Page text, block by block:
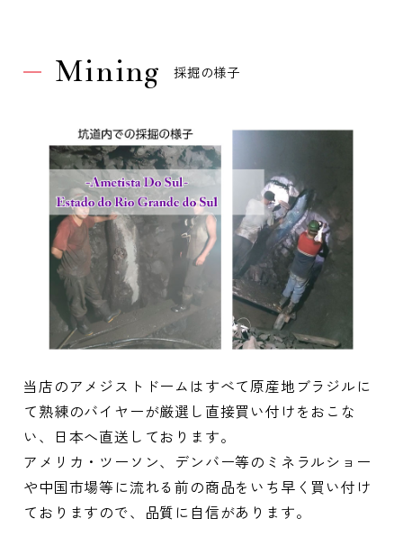
Mining 採掘の様子
当店のアメジストドームはすべて原産地ブラジルに
て熟練のバイヤーが厳選し直接買い付けをおこな
い、日本へ直送しております。
アメリカ・ツーソン、デンバー等のミネラルショー
や中国市場等に流れる前の商品をいち早く買い付け
ておりますので、品質に自信があります。